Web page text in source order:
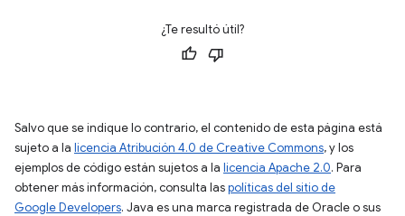
¿Te resultó útil?
Salvo que se indique lo contrario, el contenido de esta página está
sujeto a la licencia Atribución 4.0 de Creative Commons, y los
ejemplos de código están sujetos a la licencia Apache 2.0. Para
obtener más información, consulta laspolíticas del sitio de
Google Developers. Java es una marca registrada de Oracle o sus